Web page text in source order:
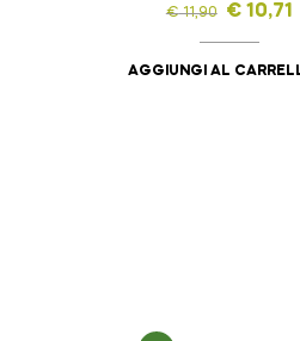
€11,90 € 10,71
AGGIUNGI AL